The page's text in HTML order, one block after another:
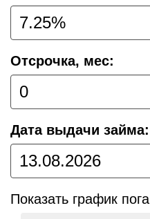
Отсрочка, мес:
Дата выдачи займа:
Показать график